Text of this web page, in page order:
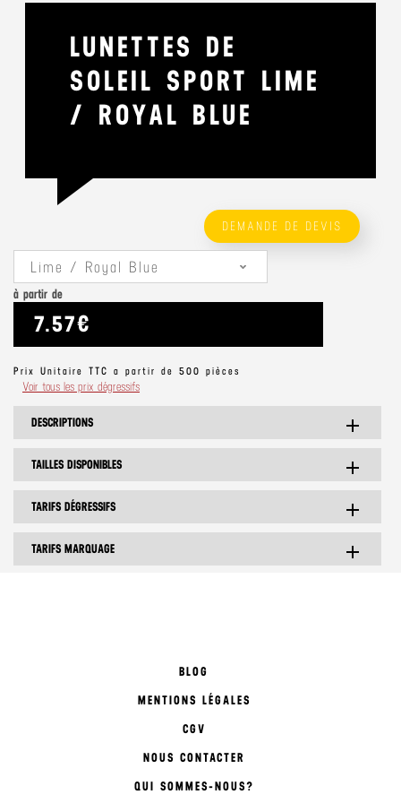
LUNETTES DE
SOLEIL SPORT LIME
/ ROYAL BLUE
DEMANDE DE DEVIS
Lime / Royal Blue
à partir de
7.57€
Prix Unitaire TTC a partir de 500 pièces
Voir tous les prix dégressifs
DESCRIPTIONS add
TAILLES DISPONIBLES add
TARIFS DÉGRESSIFS add
TARIFS MARQUAGE add
BLOG
MENTIONS LÉGALES
CGV
NOUS CONTACTER
QUI SOMMES-NOUS?